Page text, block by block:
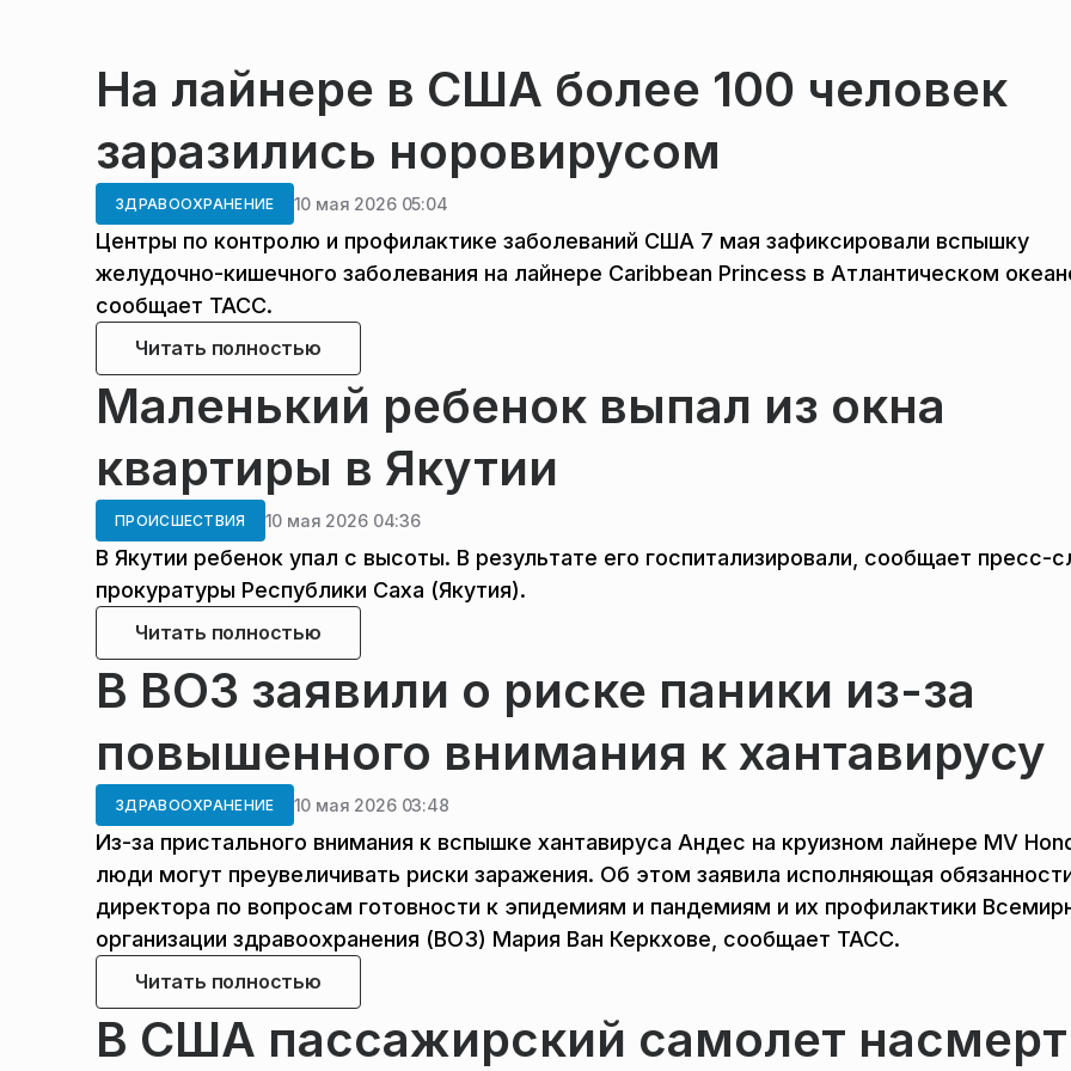
На лайнере в США более 100 человек
заразились норовирусом
ЗДРАВООХРАНЕНИЕ 10 мая 2026 05:04
Центры по контролю и профилактике заболеваний США 7 мая зафиксировали вспышку
желудочно-кишечного заболевания на лайнере Caribbean Princess в Атлантическом
сообщает ТАСС.
Читать полностью
Маленький ребенок выпал из окна
квартиры в Якутии
ПРОИСШЕСТВИЯ 10 мая 2026 04:36
В Якутии ребенок упал с высоты. В результате его госпитализировали, сообщает пресс-
прокуратуры Республики Саха (Якутия).
Читать полностью
В ВОЗ заявили о риске паники из-за
повышенного внимания к хантавирусу
ЗДРАВООХРАНЕНИЕ 10 мая 2026 03:48
Из-за пристального внимания к вспышке хантавируса Андес на круизном лайнере MV
люди могут преувеличивать риски заражения. Об этом заявила исполняющая
директора по вопросам готовности к эпидемиям и пандемиям и их профилактики
организации здравоохранения (ВОЗ) Мария Ван Керкхове, сообщает ТАСС.
Читать полностью
В США пассажирский самолет